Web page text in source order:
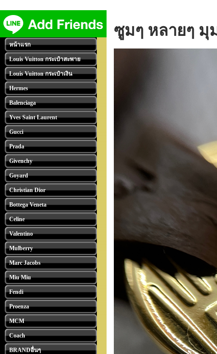
หน้าแรก
Louis Vuitton กระเป๋าสะพาย
Louis Vuitton กระเป๋าเงิน
Hermes
Balenciaga
Yves Saint Laurent
Gucci
Prada
Givenchy
Goyard
Christian Dior
Bottega Veneta
Celine
Valentino
Mulberry
Marc Jacobs
Miu Miu
Fendi
Proenza
MCM
Coach
BRANDอื่นๆ
ซูมๆ หลายๆ มุ